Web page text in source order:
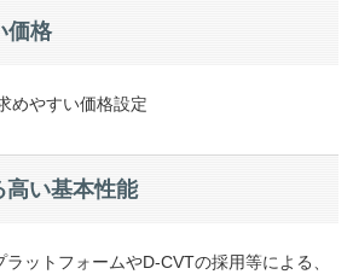
価格
めやすい価格設定
い基本性能
ットフォームやD-CVTの採用等による、